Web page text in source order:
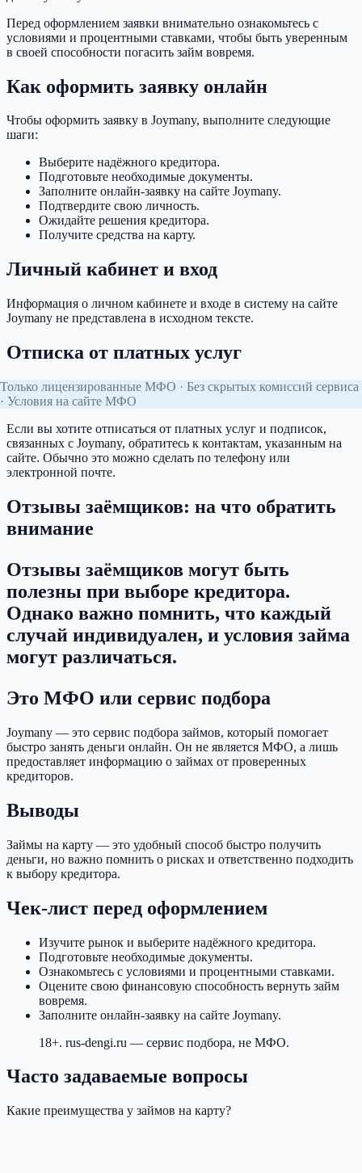
Перед оформлением заявки внимательно ознакомьтесь с
условиями и процентными ставками, чтобы быть уверенным
в своей способности погасить займ вовремя.
Как оформить заявку онлайн
Чтобы оформить заявку в Joymany, выполните следующие
шаги:
Выберите надёжного кредитора.
Подготовьте необходимые документы.
Заполните онлайн-заявку на сайте Joymany.
Подтвердите свою личность.
Ожидайте решения кредитора.
Получите средства на карту.
Личный кабинет и вход
Информация о личном кабинете и входе в систему на сайте
Joymany не представлена в исходном тексте.
Отписка от платных услуг
Только лицензированные МФО · Без скрытых комиссий сервиса
· Условия на сайте МФО
Если вы хотите отписаться от платных услуг и подписок,
связанных с Joymany, обратитесь к контактам, указанным на
сайте. Обычно это можно сделать по телефону или
электронной почте.
Отзывы заёмщиков: на что обратить
внимание
Отзывы заёмщиков могут быть
полезны при выборе кредитора.
Однако важно помнить, что каждый
случай индивидуален, и условия займа
могут различаться.
Это МФО или сервис подбора
Joymany — это сервис подбора займов, который помогает
быстро занять деньги онлайн. Он не является МФО, а лишь
предоставляет информацию о займах от проверенных
кредиторов.
Выводы
Займы на карту — это удобный способ быстро получить
деньги, но важно помнить о рисках и ответственно подходить
к выбору кредитора.
Чек-лист перед оформлением
Изучите рынок и выберите надёжного кредитора.
Подготовьте необходимые документы.
Ознакомьтесь с условиями и процентными ставками.
Оцените свою финансовую способность вернуть займ
вовремя.
Заполните онлайн-заявку на сайте Joymany.
18+. rus-dengi.ru — сервис подбора, не МФО.
Часто задаваемые вопросы
Какие преимущества у займов на карту?